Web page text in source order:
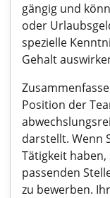
gängig und
oder
spezielle
Gehalt
Position der
darstellt. Wenn
Tätigkeit
passenden
zu bewerben.